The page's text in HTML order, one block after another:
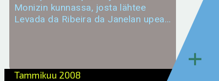
Monizin kunnassa, josta lähtee
Levada da Ribeira da Janelan upea…
Tammikuu 2008
+